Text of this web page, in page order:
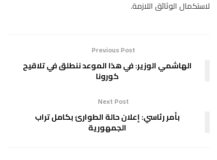
لاستكمال الوثائق اللازمة.
Previous Post
الهاشمي الوزير: في هذا الموعد ننطلق في تلاقيح
كورونا
Next Post
بأمر رئاسي: إعلان حالة الطوارئ بكامل تراب
الجمهورية